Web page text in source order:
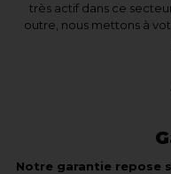
très actif dans ce
outre, nous mettons à
Notre garantie repose